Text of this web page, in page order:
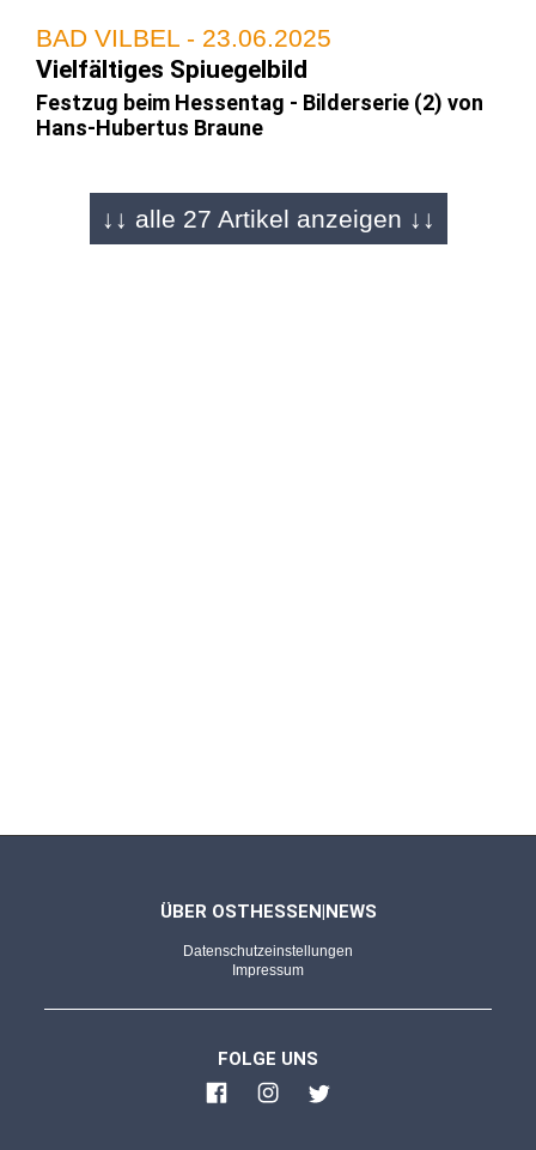
BAD VILBEL - 23.06.2025
Vielfältiges Spiuegelbild
Festzug beim Hessentag - Bilderserie (2) von
Hans-Hubertus Braune
BAD VILBEL - 23.06.2025
BAD VILBEL - 23.06.2025
Wunderbarer Festzug beim Hessentag:
Superheißer Sommertag
Hessentags-Finale: Fast 1 Million Besucher
↓↓ alle 27 Artikel anzeigen ↓↓
ÜBER OSTHESSEN|NEWS
Datenschutzeinstellungen
Impressum
FOLGE UNS